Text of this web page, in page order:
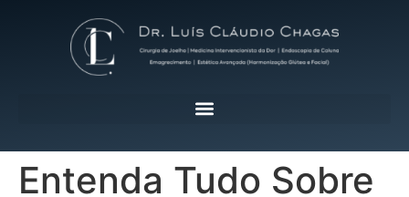
Entenda Tudo Sobre